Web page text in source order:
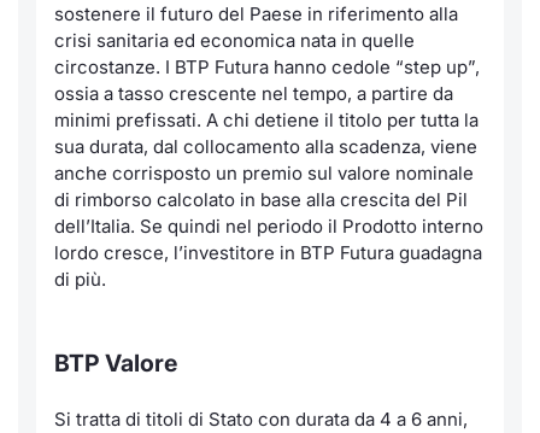
sostenere il futuro del Paese in riferimento alla
crisi sanitaria ed economica nata in quelle
circostanze. I BTP Futura hanno cedole “step up”,
ossia a tasso crescente nel tempo, a partire da
minimi prefissati. A chi detiene il titolo per tutta la
sua durata, dal collocamento alla scadenza, viene
anche corrisposto un premio sul valore nominale
di rimborso calcolato in base alla crescita del Pil
dell’Italia. Se quindi nel periodo il Prodotto interno
lordo cresce, l’investitore in BTP Futura guadagna
di più.
BTP Valore
Si tratta di titoli di Stato con durata da 4 a 6 anni,